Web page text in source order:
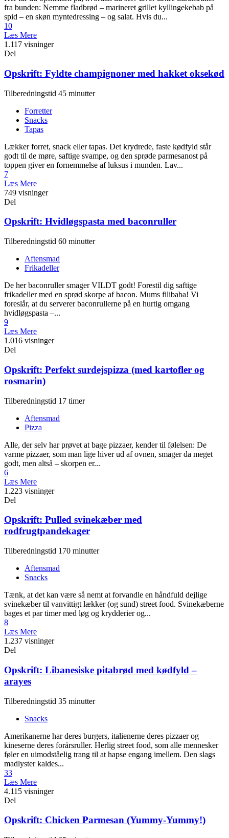
fra bunden: Nemme fladbrød – marineret grillet kyllingekebab på
spid – en skøn myntedressing – og salat. Hvis du...
10
Læs Mere
1.117 visninger
Del
Opskrift: Fyldte champignoner med hakket oksekød
Tilberedningstid 45 minutter
Forretter
Snacks
Tapas
Lækker forret, snack eller tapas. Det krydrede, faste kødfyld står
godt til de møre, saftige svampe, og den sprøde parmesanost på
toppen giver en fornemmelse af luksus i munden. Lav...
7
Læs Mere
749 visninger
Del
Opskrift: Hvidløgspasta med baconruller
Tilberedningstid 60 minutter
Aftensmad
Frikadeller
De her baconruller smager VILDT godt! Forestil dig saftige
frikadeller med en sprød skorpe af bacon. Mums filibaba! Vi
foreslår, at du serverer baconrullerne på en hurtig omgang
hvidløgspasta –...
9
Læs Mere
1.016 visninger
Del
Opskrift: Perfekt surdejspizza (med kartofler og
rosmarin)
Tilberedningstid 17 timer
Aftensmad
Pizza
Alle, der selv har prøvet at bage pizzaer, kender til følelsen: De
varme pizzaer, som man lige hiver ud af ovnen, smager da meget
godt, men altså – skorpen er...
6
Læs Mere
1.223 visninger
Del
Opskrift: Pulled svinekæber med
rodfrugtpandekager
Tilberedningstid 170 minutter
Aftensmad
Snacks
Tænk, at det kan være så nemt at forvandle en håndfuld dejlige
svinekæber til vanvittigt lækker (og sund) street food. Svinekæberne
bages et par timer med løg og krydderier og...
8
Læs Mere
1.237 visninger
Del
Opskrift: Libanesiske pitabrød med kødfyld –
arayes
Tilberedningstid 35 minutter
Snacks
Amerikanerne har deres burgers, italienerne deres pizzaer og
kineserne deres forårsruller. Herlig street food, som alle mennesker
føler en uimodståelig trang til at hapse engang imellem. Den slags
madlyster kaldes...
33
Læs Mere
4.115 visninger
Del
Opskrift: Chicken Parmesan (Yummy-Yummy!)